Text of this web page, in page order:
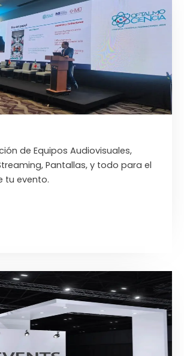
de Equipos Audiovisuales,
Pantallas, y todo para el
tu evento.